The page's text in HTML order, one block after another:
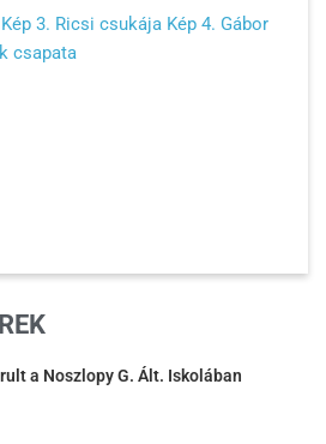
Kép 3. Ricsi csukája Kép 4. Gábor
csapata
a Noszlopy G. Ált. Iskolában